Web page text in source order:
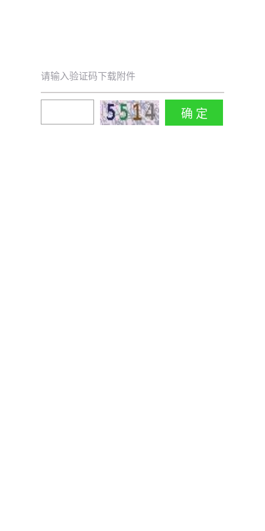
请输入验证码下载附件